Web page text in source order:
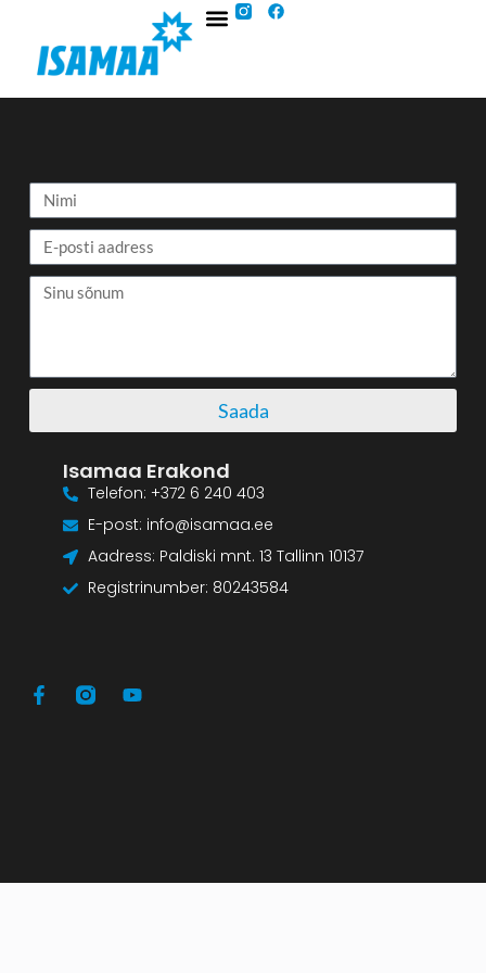
Saada
Isamaa Erakond
Telefon: +372 6 240 403
E-post: info@isamaa.ee
Aadress: Paldiski mnt. 13 Tallinn 10137
Registrinumber: 80243584